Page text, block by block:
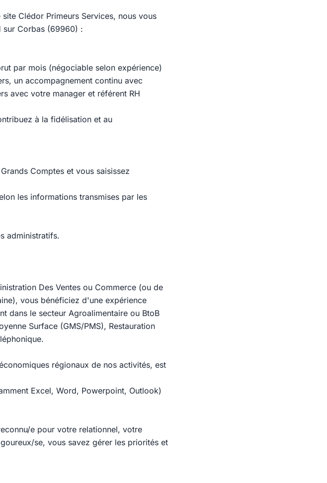
Clédor Primeurs Services, nous vous
sur Corbas (69960) :
par mois (négociable selon expérience)
un accompagnement continu avec
avec votre manager et référent RH
à la fidélisation et au
Comptes et vous saisissez
les informations transmises par les
administratifs.
Des Ventes ou Commerce (ou de
vous bénéficiez d'une expérience
dans le secteur Agroalimentaire ou BtoB
Surface (GMS/PMS), Restauration
régionaux de nos activités, est
Excel, Word, Powerpoint, Outlook)
e pour votre relationnel, votre
se, vous savez gérer les priorités et